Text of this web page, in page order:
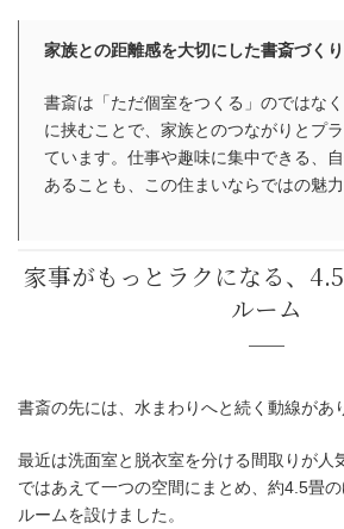
部屋
家族との距離感を大切にした書斎づくり
書斎は「ただ個室をつくる」のではな
に挟むことで、家族とのつながりとプ
ています。仕事や趣味に集中できる、
あることも、この住まいならではの魅力
書斎の先には、水まわりへと続く動線があ
最近は洗面室と脱衣室を分ける間取りが人
ではあえて一つの空間にまとめ、約4.5畳
ルームを設けました。